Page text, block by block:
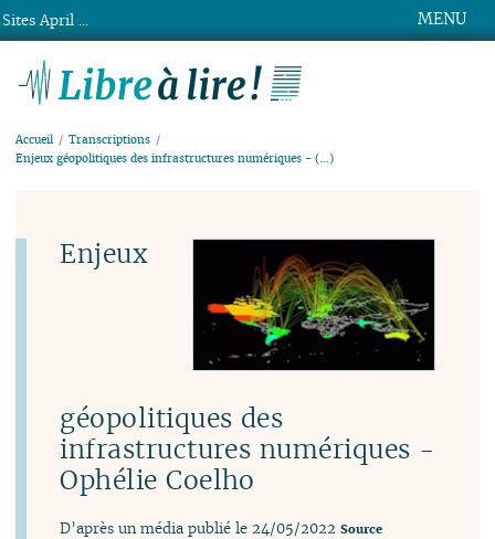
MENU
Accueil
Transcriptions
Enjeux géopolitiques des infrastructures numériques - (…)
Enjeux
géopolitiques des
infrastructures numériques -
Ophélie Coelho
D’après un média publié le 24/05/2022 Source
Sites April ...